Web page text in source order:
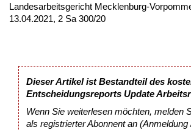
Landesarbeitsgericht Mecklenburg-
13.04.2021, 2 Sa 300/20
Dieser Artikel ist Bestandteil des
Entscheidungsreports Update
Wenn Sie weiterlesen möchten, melden
als registrierter Abonnent an (Anmeldung